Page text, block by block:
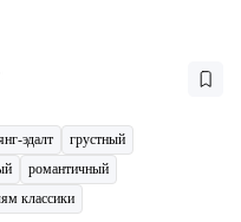
эдалт
грустный
романтичный
классики